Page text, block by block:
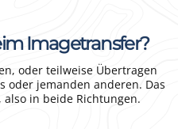
Imagetransfer?
oder teilweise Übertragen
oder jemanden anderen. Das
in beide Richtungen.